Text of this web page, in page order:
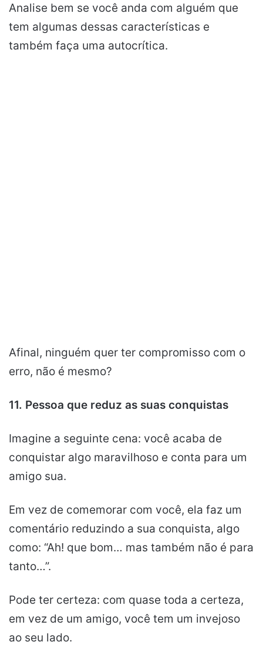
Analise bem se você anda com alguém que
tem algumas dessas características e
também faça uma autocrítica.
Afinal, ninguém quer ter compromisso com o
erro, não é mesmo?
11. Pessoa que reduz as suas conquistas
Imagine a seguinte cena: você acaba de
conquistar algo maravilhoso e conta para um
amigo sua.
Em vez de comemorar com você, ela faz um
comentário reduzindo a sua conquista, algo
como: “Ah! que bom… mas também não é para
tanto…”.
Pode ter certeza: com quase toda a certeza,
em vez de um amigo, você tem um invejoso
ao seu lado.